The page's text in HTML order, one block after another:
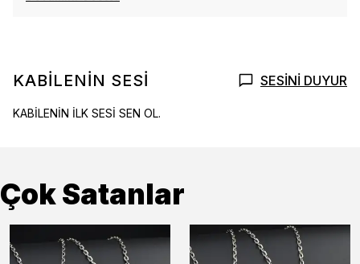
KABİLENİN SESİ SESİNİ DUYUR
KABİLENİN İLK SESİ SEN OL.
Çok Satanlar